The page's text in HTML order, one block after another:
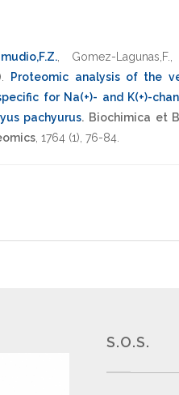
Gomez-Lagunas,F.
Proteomic analysis of the
for Na(+)- and K(+)-
pachyurus. Biochimica et
1764 (1), 76-84
S.O.S.